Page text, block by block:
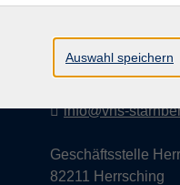
Geschäftsstelle
info@vhs-
Geschäftsstelle
82211 Herrsching
Auswahl speichern